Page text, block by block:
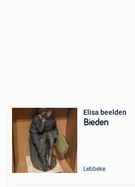
Elisa beelden
Bieden
Lebbeke